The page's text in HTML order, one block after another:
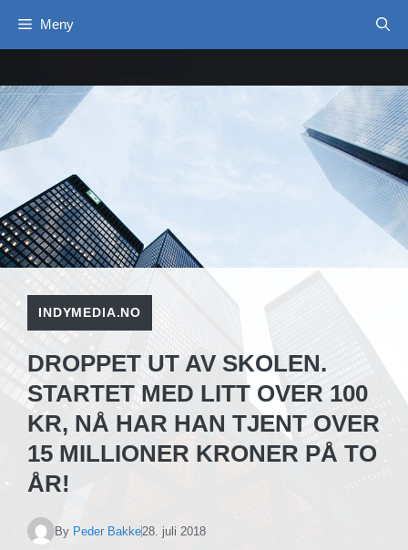
Meny
INDYMEDIA.NO
DROPPET UT AV SKOLEN.
STARTET MED LITT OVER 100
KR, NÅ HAR HAN TJENT OVER
15 MILLIONER KRONER PÅ TO
ÅR!
By Peder Bakke28. juli 2018